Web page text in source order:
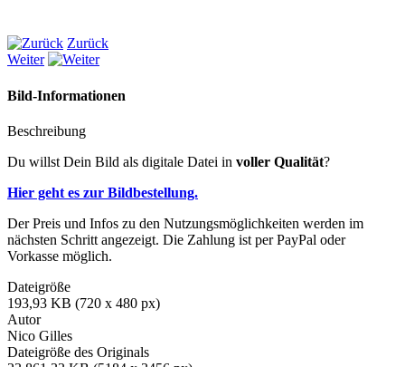
Zurück
Weiter
Bild-Informationen
Beschreibung
Du willst Dein Bild als digitale Datei in voller Qualität?
Hier geht es zur Bildbestellung.
Der Preis und Infos zu den Nutzungsmöglichkeiten werden im
nächsten Schritt angezeigt. Die Zahlung ist per PayPal oder
Vorkasse möglich.
Dateigröße
193,93 KB (720 x 480 px)
Autor
Nico Gilles
Dateigröße des Originals